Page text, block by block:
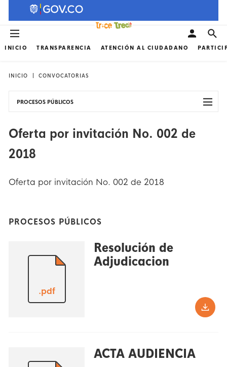
INICIO TRANSPARENCIA ATENCIÓN AL CIUDADANO
INICIO CONVOCATORIAS
PROCESOS PÚBLICOS
Oferta por invitación No. 002 de
2018
Oferta por invitación No. 002 de 2018
PROCESOS PÚBLICOS
.pdf
Resolución de
Adjudicacion
ACTA AUDIENCIA